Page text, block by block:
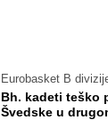
Eurobasket B
Bh. kadeti teško
Švedske u